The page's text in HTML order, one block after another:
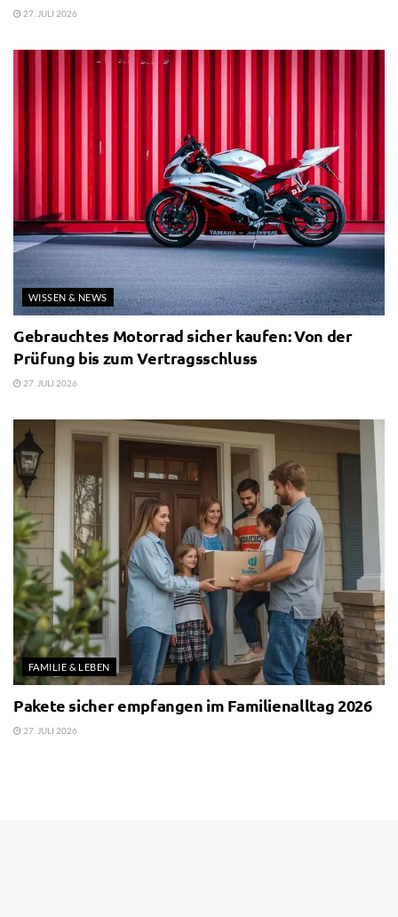
27. JULI 2026
WISSEN & NEWS
Gebrauchtes Motorrad sicher kaufen: Von der
Prüfung bis zum Vertragsschluss
27. JULI 2026
FAMILIE & LEBEN
Pakete sicher empfangen im Familienalltag 2026
27. JULI 2026